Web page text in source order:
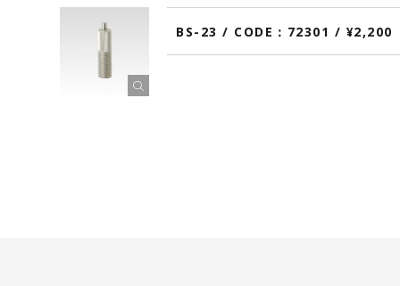
BS-23 / CODE：72301 / ¥2,200